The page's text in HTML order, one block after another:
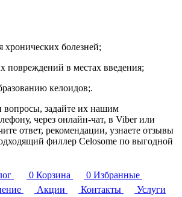
хронических болезней;
повреждений в местах введения;
келоидов;.
вопросы, задайте их нашим
через онлайн-чат, в Viber или
ответ, рекомендации, узнаете отзывы
филлер Celosome по выгодной
0 Корзина 0 Избранные
Акции Контакты
Услуги